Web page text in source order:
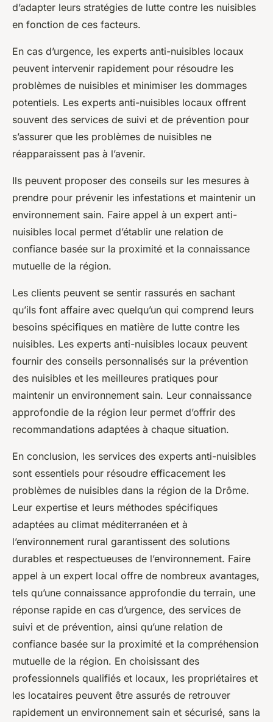
d’adapter leurs stratégies de lutte contre les nuisibles
en fonction de ces facteurs.
En cas d’urgence, les experts anti-nuisibles locaux
peuvent intervenir rapidement pour résoudre les
problèmes de nuisibles et minimiser les dommages
potentiels. Les experts anti-nuisibles locaux offrent
souvent des services de suivi et de prévention pour
s’assurer que les problèmes de nuisibles ne
réapparaissent pas à l’avenir.
Ils peuvent proposer des conseils sur les mesures à
prendre pour prévenir les infestations et maintenir un
environnement sain. Faire appel à un expert anti-
nuisibles local permet d’établir une relation de
confiance basée sur la proximité et la connaissance
mutuelle de la région.
Les clients peuvent se sentir rassurés en sachant
qu’ils font affaire avec quelqu’un qui comprend leurs
besoins spécifiques en matière de lutte contre les
nuisibles. Les experts anti-nuisibles locaux peuvent
fournir des conseils personnalisés sur la prévention
des nuisibles et les meilleures pratiques pour
maintenir un environnement sain. Leur connaissance
approfondie de la région leur permet d’offrir des
recommandations adaptées à chaque situation.
En conclusion, les services des experts anti-nuisibles
sont essentiels pour résoudre efficacement les
problèmes de nuisibles dans la région de la Drôme.
Leur expertise et leurs méthodes spécifiques
adaptées au climat méditerranéen et à
l’environnement rural garantissent des solutions
durables et respectueuses de l’environnement. Faire
appel à un expert local offre de nombreux avantages,
tels qu’une connaissance approfondie du terrain, une
réponse rapide en cas d’urgence, des services de
suivi et de prévention, ainsi qu’une relation de
confiance basée sur la proximité et la compréhension
mutuelle de la région. En choisissant des
professionnels qualifiés et locaux, les propriétaires et
les locataires peuvent être assurés de retrouver
rapidement un environnement sain et sécurisé, sans la